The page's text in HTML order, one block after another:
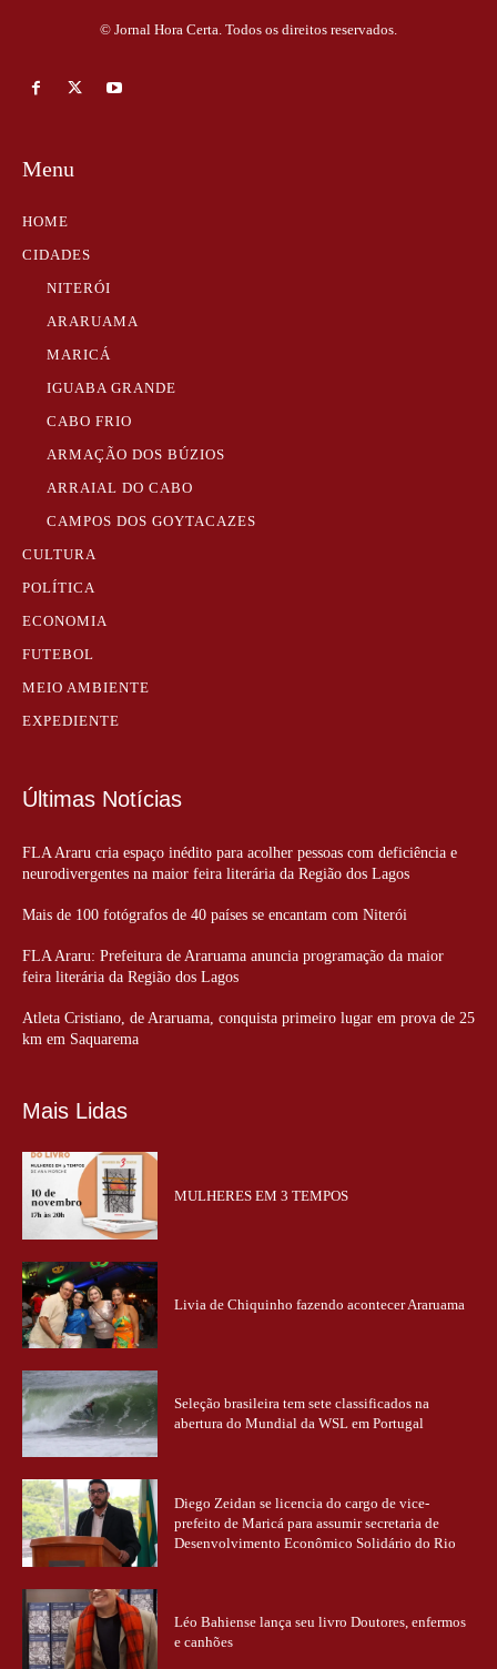
© Jornal Hora Certa. Todos os direitos reservados.
Menu
HOME
CIDADES
NITERÓI
ARARUAMA
MARICÁ
IGUABA GRANDE
CABO FRIO
ARMAÇÃO DOS BÚZIOS
ARRAIAL DO CABO
CAMPOS DOS GOYTACAZES
CULTURA
POLÍTICA
ECONOMIA
FUTEBOL
MEIO AMBIENTE
EXPEDIENTE
Últimas Notícias
FLA Araru cria espaço inédito para acolher pessoas com deficiência e
neurodivergentes na maior feira literária da Região dos Lagos
Mais de 100 fotógrafos de 40 países se encantam com Niterói
FLA Araru: Prefeitura de Araruama anuncia programação da maior
feira literária da Região dos Lagos
Atleta Cristiano, de Araruama, conquista primeiro lugar em prova de 25
km em Saquarema
Mais Lidas
MULHERES EM 3 TEMPOS
Livia de Chiquinho fazendo acontecer Araruama
Seleção brasileira tem sete classificados na
abertura do Mundial da WSL em Portugal
Diego Zeidan se licencia do cargo de vice-
prefeito de Maricá para assumir secretaria de
Desenvolvimento Econômico Solidário do Rio
Léo Bahiense lança seu livro Doutores, enfermos
e canhões